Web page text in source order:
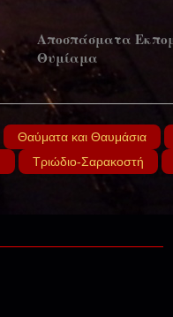
Αποσπάσματα
Θυμίαμα
Αποσπάσματα
Θυμίαμα
Αποσπάσματα
Αποσπάσματα
Θαύματα και Θαυμάσια
Τριώδιο-Σαρακοστή